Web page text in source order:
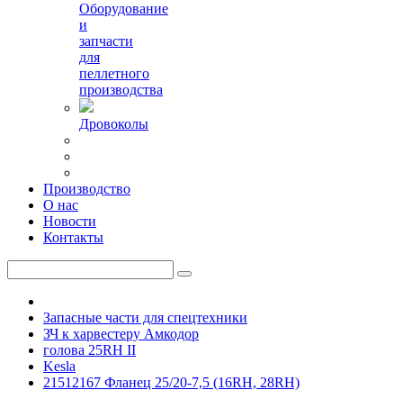
Оборудование
и
запчасти
для
пеллетного
производства
Дровоколы
Производство
О нас
Новости
Контакты
Запасные части для спецтехники
ЗЧ к харвестеру Амкодор
голова 25RH II
Kesla
21512167 Фланец 25/20-7,5 (16RH, 28RH)